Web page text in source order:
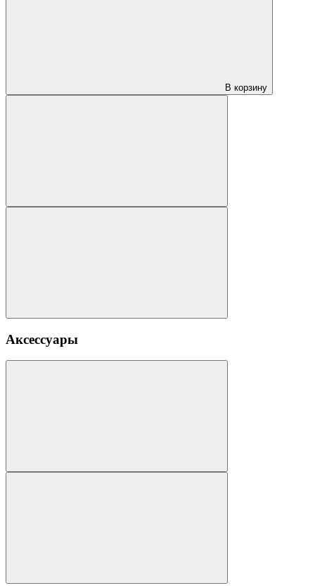
В корзину
Аксессуары